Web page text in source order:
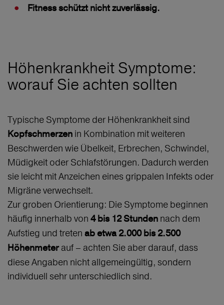
Fitness schützt nicht zuverlässig.
Höhenkrankheit Symptome:
worauf Sie achten sollten
Typische Symptome der Höhenkrankheit sind
Kopfschmerzen in Kombination mit weiteren
Beschwerden wie Übelkeit, Erbrechen, Schwindel,
Müdigkeit oder Schlafstörungen. Dadurch werden
sie leicht mit Anzeichen eines grippalen Infekts oder
Migräne verwechselt.
Zur groben Orientierung: Die Symptome beginnen
häufig innerhalb von 4 bis 12 Stunden nach dem
Aufstieg und treten ab etwa 2.000 bis 2.500
Höhenmeter auf – achten Sie aber darauf, dass
diese Angaben nicht allgemeingültig, sondern
individuell sehr unterschiedlich sind.